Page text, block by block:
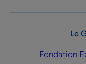
Le
Fondation